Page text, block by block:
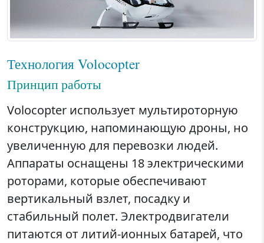
Технология Volocopter
Принцип работы
Volocopter использует мультироторную
конструкцию, напоминающую дроны, но
увеличенную для перевозки людей.
Аппараты оснащены 18 электрическими
роторами, которые обеспечивают
вертикальный взлет, посадку и
стабильный полет. Электродвигатели
питаются от литий-ионных батарей, что